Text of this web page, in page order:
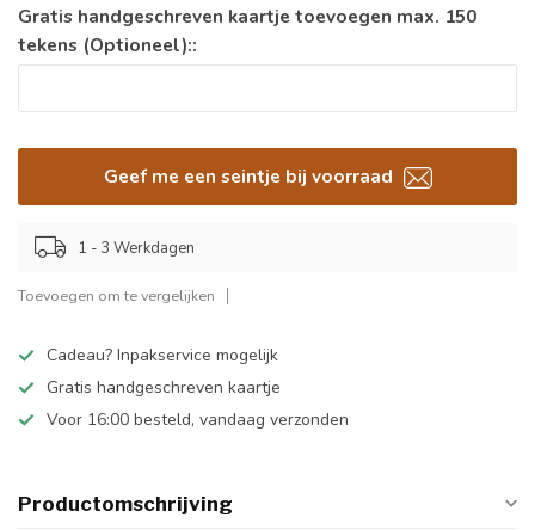
Gratis handgeschreven kaartje toevoegen max. 150
tekens (Optioneel)::
Geef me een seintje bij voorraad
1 - 3 Werkdagen
Toevoegen om te vergelijken
Cadeau? Inpakservice mogelijk
Gratis handgeschreven kaartje
Voor 16:00 besteld, vandaag verzonden
Productomschrijving